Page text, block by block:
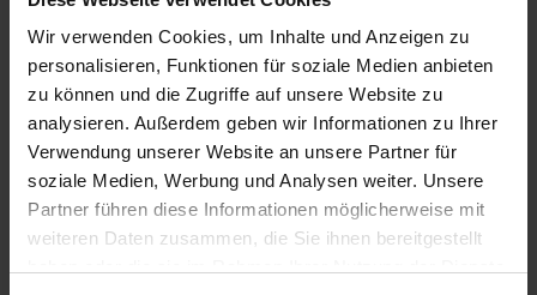
Wir verwenden Cookies, um Inhalte und Anzeigen zu
personalisieren, Funktionen für soziale Medien anbieten
zu können und die Zugriffe auf unsere Website zu
analysieren. Außerdem geben wir Informationen zu Ihrer
Verwendung unserer Website an unsere Partner für
soziale Medien, Werbung und Analysen weiter. Unsere
Partner führen diese Informationen möglicherweise mit
weiteren Daten zusammen, die Sie ihnen bereitgestellt
zzgl. MwSt.
429,72 € / St
IN DEN
WARENKORB
Düsenhalter
zzgl. MwSt.
8,88 € / St
IN DEN
WARENKORB
Anmelden für Ihren persönlichen Preis